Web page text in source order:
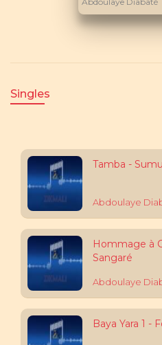
Singles
Tamba -
Abdoulaye
Hommage à
Sangaré
Abdoulaye
Baya Yara 1 -